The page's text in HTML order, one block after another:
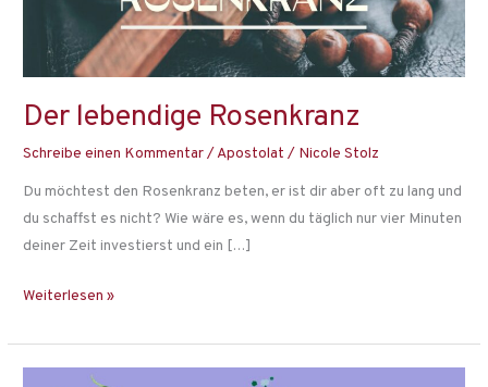
Der lebendige Rosenkranz
Schreibe einen Kommentar/Apostolat / Nicole Stolz
Du möchtest den Rosenkranz beten, er ist dir aber oft zu lang und
du schaffst es nicht? Wie wäre es, wenn du täglich nur vier Minuten
deiner Zeit investierst und ein […]
Weiterlesen »